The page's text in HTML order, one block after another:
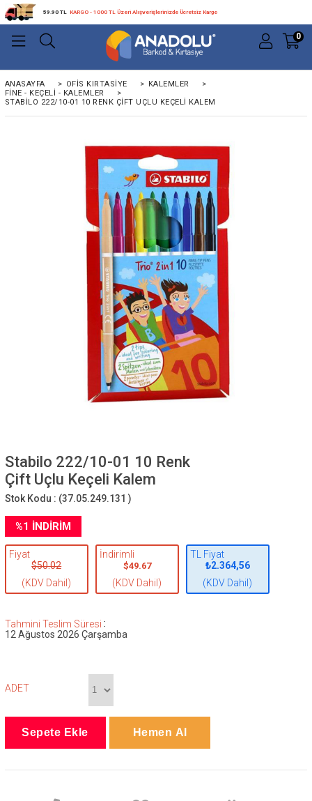
59.90 TL KARGO - 1000 TL Üzeri Alışverişlerinizde Ücretsiz Kargo
0
ANASAYFA > OFIS KIRTASIYE > KALEMLER
>
FINE - KEÇELI - KALEMLER
>
STABILO 222/10-01 10 RENK ÇIFT UÇLU KEÇELI KALEM
Stabilo 222/10-01 10 Renk
Çift Uçlu Keçeli Kalem
Stok Kodu : (37.05.249.131 )
%1 İNDIRIM
Fiyat
$50.02
(KDV Dahil)
İndirimli
$49.67
(KDV Dahil)
TL Fiyat
₺2.364,56
(KDV Dahil)
Tahmini Teslim Süresi :
12 Ağustos 2026 Çarşamba
ADET